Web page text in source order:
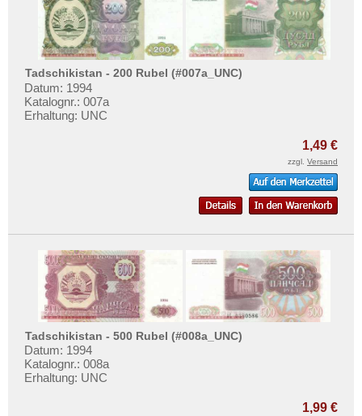
Tadschikistan - 200 Rubel (#007a_UNC)
Datum: 1994
Katalognr.: 007a
Erhaltung: UNC
1,49 €
zzgl. Versand
Tadschikistan - 500 Rubel (#008a_UNC)
Datum: 1994
Katalognr.: 008a
Erhaltung: UNC
1,99 €